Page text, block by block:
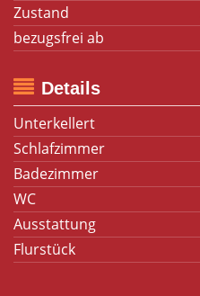
Zustand
bezugsfrei ab
Details
Unterkellert
Schlafzimmer
Badezimmer
WC
Ausstattung
Flurstück